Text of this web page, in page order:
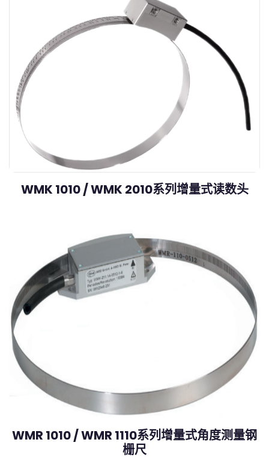
WMK 1010 / WMK 2010系列增量式读数头
WMR 1010 / WMR 1110系列增量式角度测量钢
栅尺